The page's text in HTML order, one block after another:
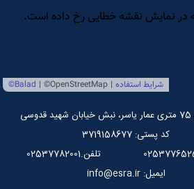
کد پستی: 3719158677
تلفن.02537782001
ایمیل: info@esra.ir